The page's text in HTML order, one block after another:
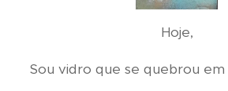
Hoje,
Sou vidro que se quebrou